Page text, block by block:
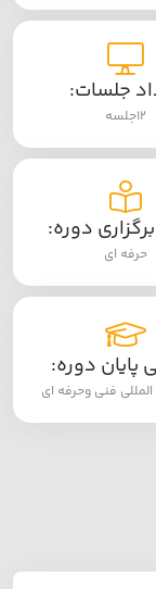
جلسات:
12جلسه
دوره:
حرفه ای
پایان دوره:
فنی وحرفه ای